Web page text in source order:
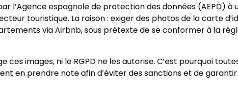
l’Agence espagnole de protection des données (AEPD) à
touristique. La raison : exiger des photos de la carte
via Airbnb, sous prétexte de se conformer à la
ces images, ni le RGPD ne les autorise. C’est pourquoi
en prendre note afin d’éviter des sanctions et de